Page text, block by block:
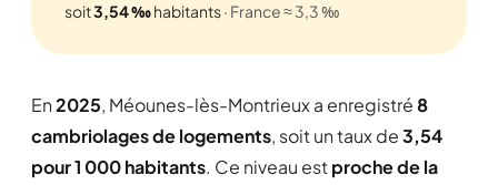
soit3,54 ‰habitants· France ≈ 3,3 ‰
En2025, Méounes-lès-Montrieux a enregistré8
cambriolages de logements, soit un taux de3,54
pour 1 000 habitants. Ce niveau estproche de la